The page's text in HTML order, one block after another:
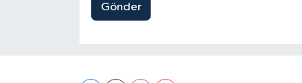
Gönder